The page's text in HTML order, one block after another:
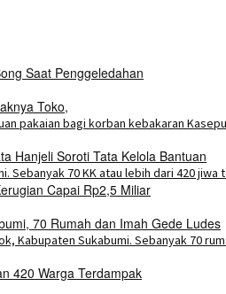
Saat Penggeledahan
Toko,
Hanjeli Soroti Tata Kelola Bantuan
Capai Rp2,5 Miliar
70 Rumah dan Imah Gede Ludes
420 Warga Terdampak